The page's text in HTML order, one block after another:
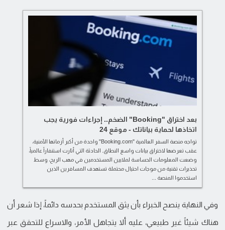
بعد اختراق "Booking" الضخم.. إجراءات فورية يجب
اتخاذها لحماية بياناتك - موقع 24
تواجه منصة السفر العالمية "Booking.com" واحدة من أكبر أزماتها الأمنية،
عقب تعرضها لاختراق بيانات واسع النطاق. الحادثة التي أثارت استنفاراً عالمياً،
وضعت المعلومات الحساسة لملايين المستخدمين في مهب الريح، وسط
تحذيرات تقنية من موجات احتيال محتملة تستهدف المسافرين الذين
استخدموا المنصة ...
وفي النهاية ينصح الخبراء بأن يثق المستخدم بحدسه دائماً، إذا شعر أن
هناك شيئاً غير طبيعي، عليه ألا يتجاهل الأمر، والاسراع للتحقق عبر